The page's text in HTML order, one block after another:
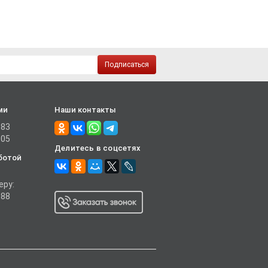
Подписаться
Наши контакты
Делитесь в соцсетях